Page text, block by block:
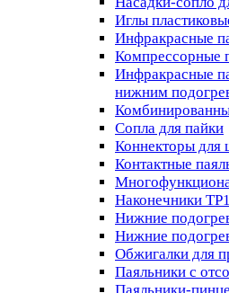
Иглы
Инфракрасные
Компрессорные
Инфракрасные
нижним
Сопла для пайки
Коннекторы для
Контактные
Наконечники
Нижние
Нижние
Обжигалки для
Паяльники с
Паяльники-